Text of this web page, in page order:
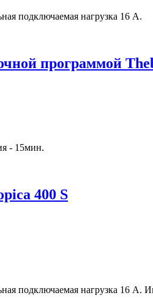
подключаемая нагрузка 16 А.
программой
- 15мин.
400 S
подключаемая нагрузка 16 А.